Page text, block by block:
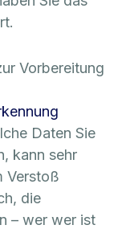
Vorbereitung
Daten Sie
kann sehr
Verstoß
die
– wer wer ist